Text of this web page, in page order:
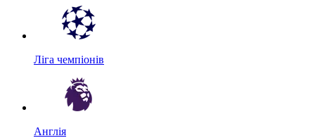
Ліга чемпіонів
Англія